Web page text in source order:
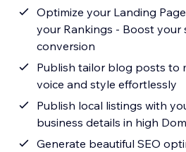
Optimize your Landing
your Rankings - Boost your
conversion
Publish tailor blog posts to
voice and style effortlessly
Publish local listings with
business details in high
Generate beautiful SEO